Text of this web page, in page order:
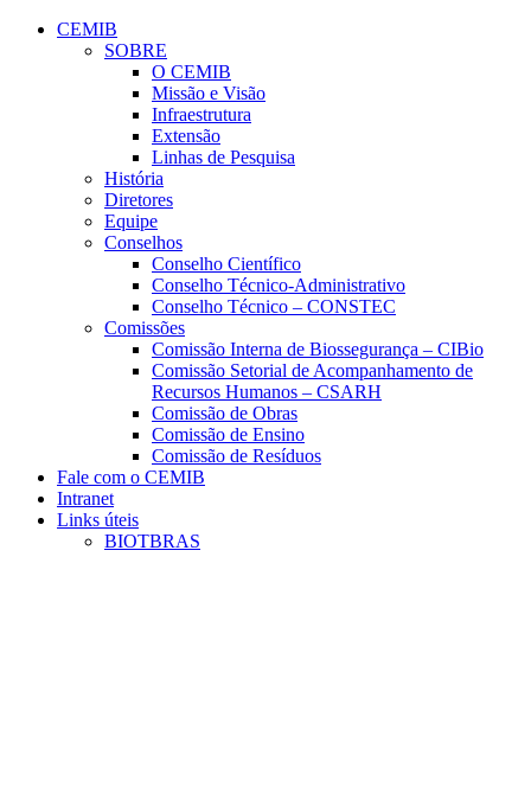
Conteúdo principal
CEMIB
SOBRE
O CEMIB
Missão e Visão
Infraestrutura
Extensão
Linhas de Pesquisa
História
Diretores
Equipe
Conselhos
Conselho Científico
Conselho Técnico-Administrativo
Conselho Técnico – CONSTEC
Comissões
Comissão Interna de Biossegurança – CIBio
Comissão Setorial de Acompanhamento de
Recursos Humanos – CSARH
Comissão de Obras
Comissão de Ensino
Comissão de Resíduos
Fale com o CEMIB
Intranet
Links úteis
BIOTBRAS